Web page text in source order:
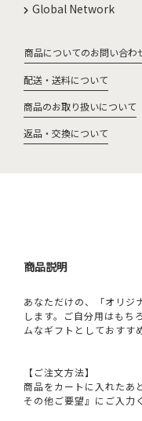
Global Network
商品についてのお問い合わ
配送・送料について
商品のお取り扱いについて
返品・交換について
商品説明
あなただけの、「オリジ
します。ご自分用はもち
ムなギフトとしておすす
【ご注文方法】
商品をカートに入れたあ
その他ご要望』にご入力